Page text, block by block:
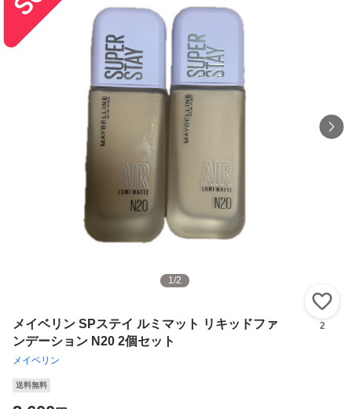
1/2
メイベリン SPステイ ルミマット リキッドファ
ンデーション N20 2個セット
メイベリン
2
送料無料